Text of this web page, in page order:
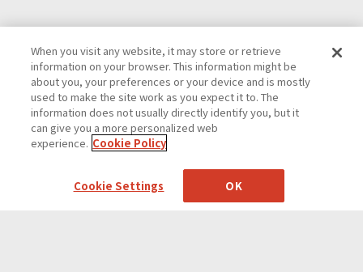
When you visit any website, it may store or retrieve
information on your browser. This information might be
about you, your preferences or your device and is mostly
used to make the site work as you expect it to. The
information does not usually directly identify you, but it
can give you a more personalized web
experience. Cookie Policy
Cookie Settings OK